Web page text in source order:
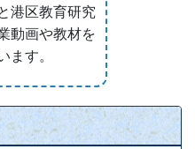
港区教育研究
動画や教材を
ます。